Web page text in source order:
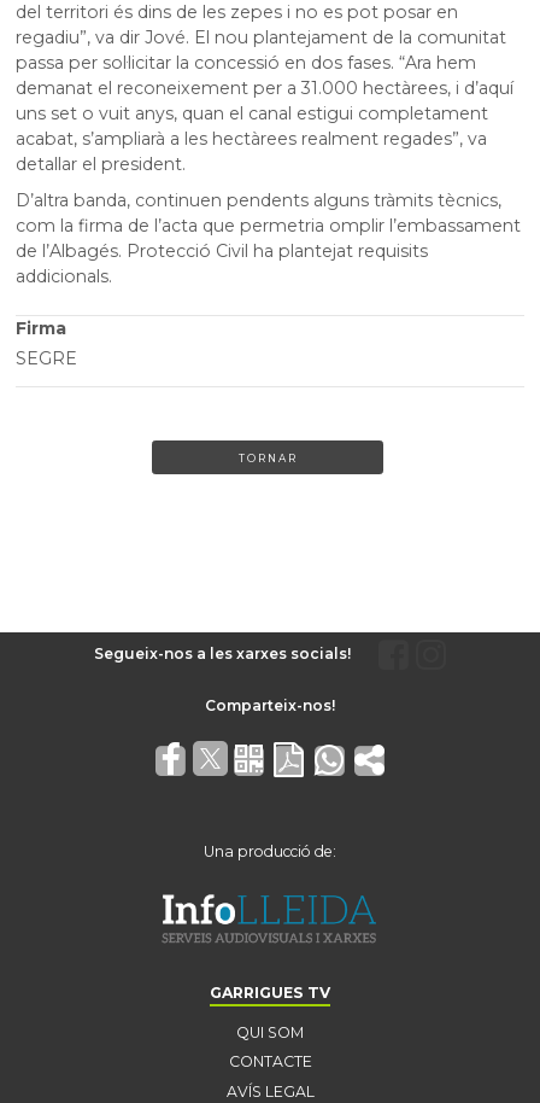
del territori és dins de les zepes i no es pot posar en
regadiu”, va dir Jové. El nou plantejament de la comunitat
passa per sol·licitar la concessió en dos fases. “Ara hem
demanat el reconeixement per a 31.000 hectàrees, i d’aquí
uns set o vuit anys, quan el canal estigui completament
acabat, s’ampliarà a les hectàrees realment regades”, va
detallar el president.
D’altra banda, continuen pendents alguns tràmits tècnics,
com la firma de l’acta que permetria omplir l’embassament
de l’Albagés. Protecció Civil ha plantejat requisits
addicionals.
Firma
SEGRE
TORNAR
Segueix-nos a les xarxes socials!
Una producció de:
GARRIGUES TV
QUI SOM
CONTACTE
AVÍS LEGAL